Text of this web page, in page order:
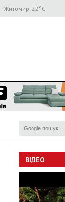
Житомир: 22 °C
ВІДЕО